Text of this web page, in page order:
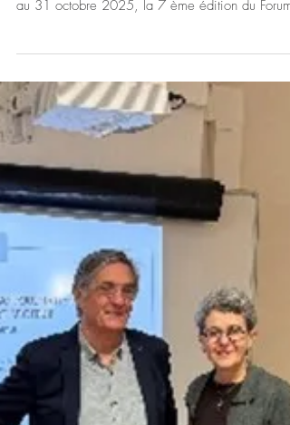
Forum mondial de l’Economie Sociale et
Solidaire… en visite dans le Lot-et- Garonne Du
au 31 octobre 2025, la 7 ème édition du Forum
mondial de l’Économie Sociale et Solidaire s’est
tenue pour la première fois en France, à
faisant suite aux éditions de Séoul, Montréal,
Bilbao, Mexico et Dakar. A noter, une journée
organisée dans le Lot-et-Garonne qui a permis de
mettre en lumière différents exemples de
coopérations locales, notamment en matière
d’économie circul